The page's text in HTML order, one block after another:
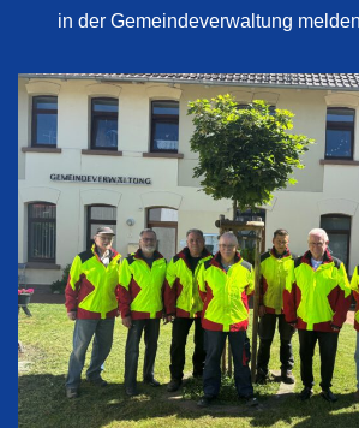
in der Gemeindeverwaltung